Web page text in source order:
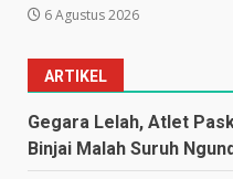
6 Agustus 2026
ARTIKEL
Gegara Lelah, Atlet
Binjai Malah Suruh